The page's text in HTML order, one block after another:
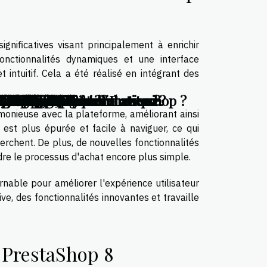
visant principalement à enrichir
dynamiques et une interface
intuitif. Cela a été réalisé en intégrant des
avec la plateforme, améliorant ainsi
plus épurée et facile à naviguer, ce qui
De plus, de nouvelles fonctionnalités
le processus d'achat encore plus simple.
pour améliorer l'expérience utilisateur
des fonctionnalités innovantes et travaille
8
un résultat naturel
à la maison
UI françaises
changement climatique?
du Wifiber
l'IA ?
en ligne
?
PC solaires chez soi
entreprise ?
propriétaires
les boutiques Prestashop ?
en constante mutation ?
VPN ?
téléphone
anonyme?
Apple?
?
web ?
? liés
?
hébergeur ?
?
ratersmartphone ?
recherche
?
et de sa tablette ?
en ligne ?
mobile android
?
? ?
5
? en compte
fil ?
? Signal
ligne ? ?
?